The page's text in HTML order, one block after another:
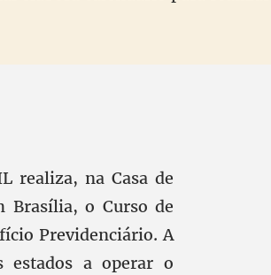
realiza, na Casa de
Brasília, o Curso de
Previdenciário. A
estados a operar o